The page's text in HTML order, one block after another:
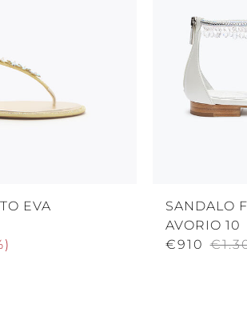
EVA
)
SANDALO
AVORIO 10
€910